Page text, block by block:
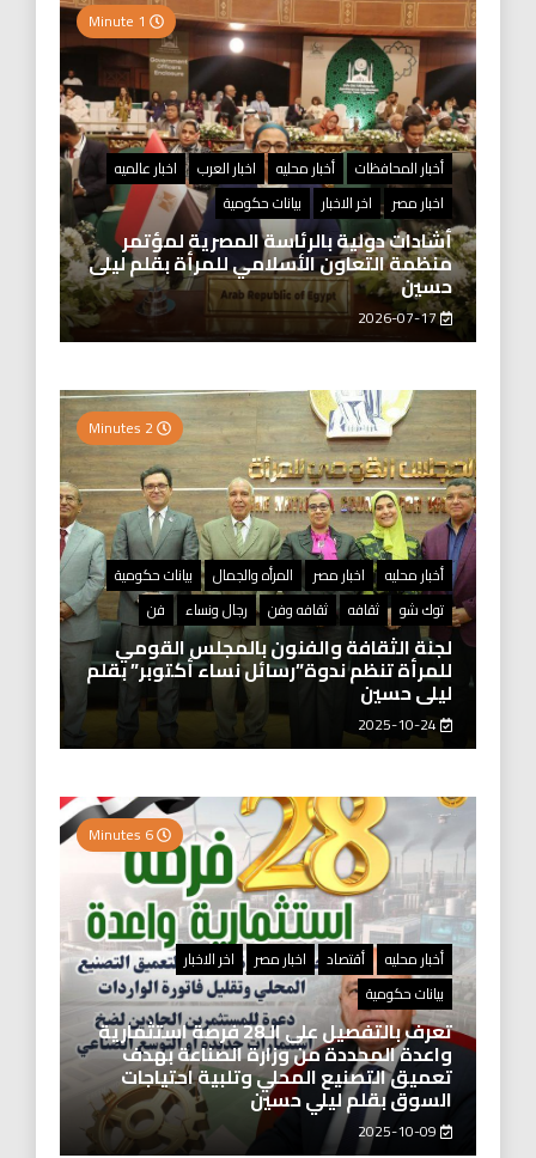
أخبار المحافظات أخبار محليه اخبار العرب
اخبار عالميه
اخبار مصر
اخر الاخبار بيانات حكومية
أشادات دولية بالرئاسة المصرية لمؤتمر
منظمة التعاون الأسلامي للمرأة بقلم ليلى
حسين
2026-07-17
أخبار محليه اخبار مصر المرأه والجمال
بيانات حكومية
توك شو
ثقافه ثقافه وفن رجال ونساء فن
لجنة الثقافة والفنون بالمجلس القومي
للمرأة تنظم ندوة”رسائل نساء أكتوبر” بقلم
ليلى حسين
أخبار محليه أقتصاد اخبار مصر
اخر الاخبار
بيانات حكومية
تعرف بالتفصيل على الـ28 فرصة استثمارية
واعدة المحددة من وزارة الصناعة بهدف
تعميق التصنيع المحلي وتلبية احتياجات
السوق بقلم ليلي حسين